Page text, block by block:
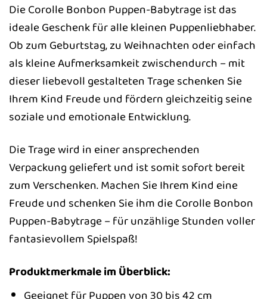
Die Corolle Bonbon Puppen-Babytrage ist das
ideale Geschenk für alle kleinen Puppenliebhaber.
Ob zum Geburtstag, zu Weihnachten oder einfach
als kleine Aufmerksamkeit zwischendurch – mit
dieser liebevoll gestalteten Trage schenken Sie
Ihrem Kind Freude und fördern gleichzeitig seine
soziale und emotionale Entwicklung.
Die Trage wird in einer ansprechenden
Verpackung geliefert und ist somit sofort bereit
zum Verschenken. Machen Sie Ihrem Kind eine
Freude und schenken Sie ihm die Corolle Bonbon
Puppen-Babytrage – für unzählige Stunden voller
fantasievollem Spielspaß!
Produktmerkmale im Überblick:
Geeignet für Puppen von 30 bis 42 cm